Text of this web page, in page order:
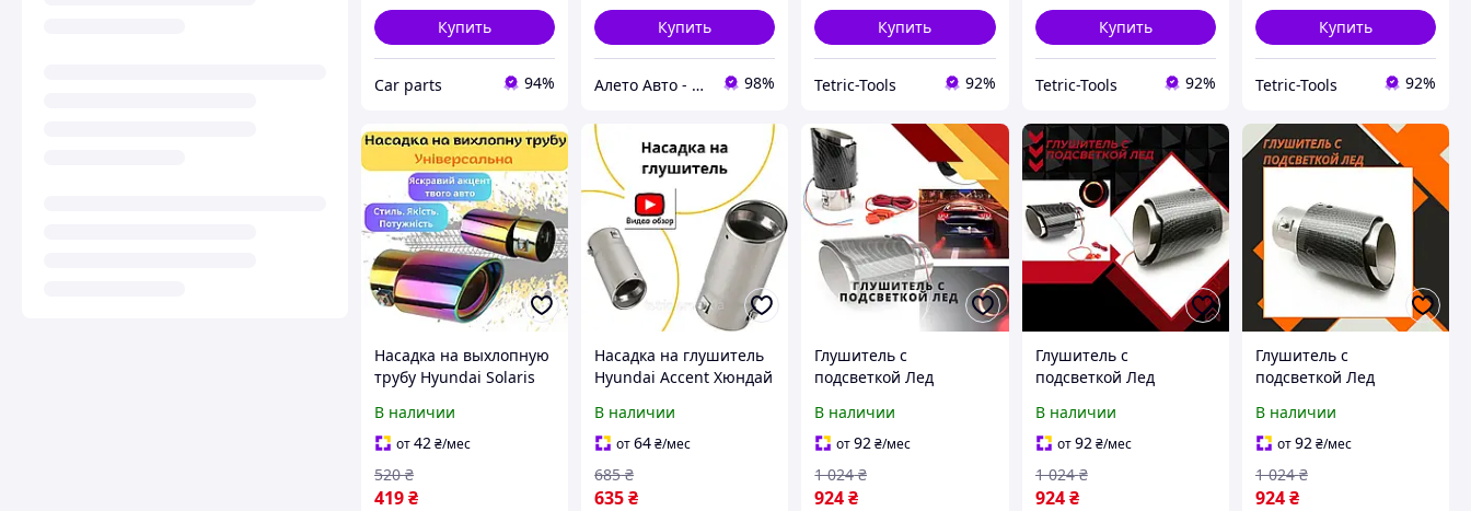
Купить
Сar parts 94%
Купить
Алето Авто - запчасти на авто из США 98%
Купить
Tetric-Tools 92%
Купить
Tetric-Tools 92%
Купить
Tetric-Tools 92%
Насадка на выхлопную
трубу Hyundai Solaris
насадка на глушитель
хром
В наличии
от42 ₴/мес
419₴
520 ₴
Насадка на глушитель
Hyundai Accent Хюндай
круглая,
универсальная
В наличии
от64₴/мес
635₴
685 ₴
Глушитель с
подсветкой Лед
Акцент насадка на
глушитель Карбон
В наличии
от92 ₴/мес
924₴
1 024 ₴
Глушитель с
подсветкой Лед
Купе насадка на
глушитель Карбон
В наличии
от92 ₴/мес
924 ₴
1 024 ₴
Глушитель с
подсветкой Лед
Хюндай Элантра
насадка на глушитель
В наличии
от92 ₴/мес
924₴
1 024 ₴